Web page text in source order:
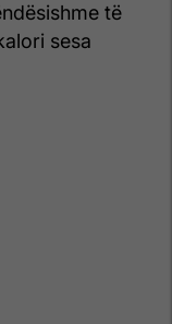
të
sesa